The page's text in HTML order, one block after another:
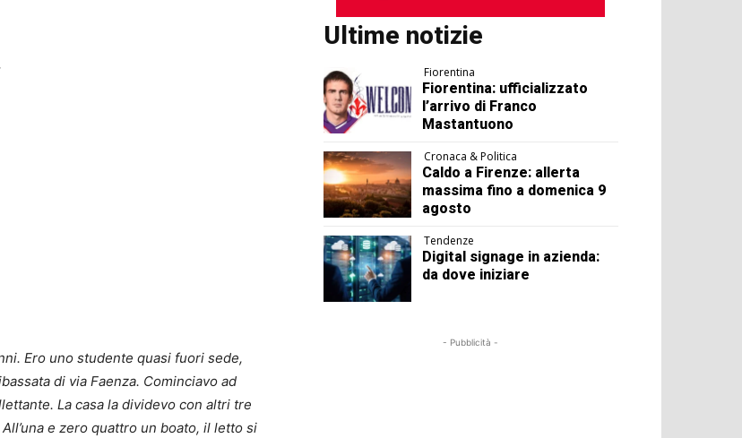
Ero uno studente quasi fuori sede,
di via Faenza. Cominciavo ad
La casa la dividevo con altri tre
e zero quattro un boato, il letto si
Ultime notizie
Fiorentina
Fiorentina: ufficializzato
l’arrivo di Franco
Mastantuono
Cronaca & Politica
Caldo a Firenze: allerta
massima fino a domenica 9
agosto
Tendenze
Digital signage in azienda:
da dove iniziare
- Pubblicità -